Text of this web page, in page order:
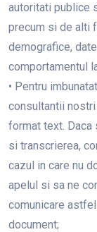
autoritati publice
precum si de alti
demografice,
comportamentul
• Pentru
consultantii
format text. Daca
si transcrierea,
cazul in care nu
apelul si sa ne
comunicare
document;